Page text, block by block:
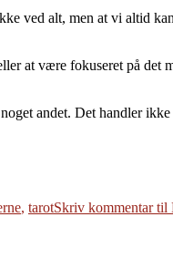
ved alt, men at vi altid
at være fokuseret på det
andet. Det handler
, tarotSkriv kommentartil